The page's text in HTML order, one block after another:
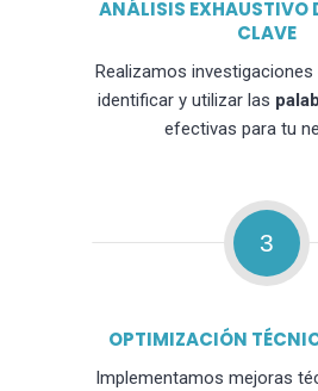
ANÁLISIS EXHAUSTIVO
CLAVE
Realizamos
identificar y utilizar las
efectivas para tu
3
OPTIMIZACIÓN
Implementamos mejoras